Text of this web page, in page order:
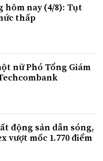
hôm nay (4/8): Tụt
thấp
nữ Phó Tổng Giám
động sản dẫn sóng,
vượt mốc 1.770 điểm